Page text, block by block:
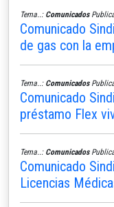
Tema..: Comunicados
Comunicado
de gas con la
Tema..: Comunicados
Comunicado
préstamo Flex
Tema..: Comunicados
Comunicado
Licencias